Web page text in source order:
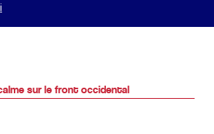
sur le front occidental